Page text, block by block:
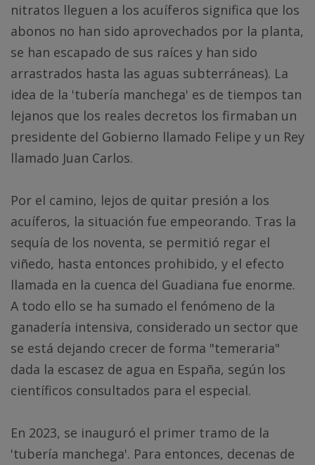
nitratos lleguen a los acuíferos significa que los
abonos no han sido aprovechados por la planta,
se han escapado de sus raíces y han sido
arrastrados hasta las aguas subterráneas). La
idea de la 'tubería manchega' es de tiempos tan
lejanos que los reales decretos los firmaban un
presidente del Gobierno llamado Felipe y un Rey
llamado Juan Carlos.
Por el camino, lejos de quitar presión a los
acuíferos, la situación fue empeorando. Tras la
sequía de los noventa, se permitió regar el
viñedo, hasta entonces prohibido, y el efecto
llamada en la cuenca del Guadiana fue enorme.
A todo ello se ha sumado el fenómeno de la
ganadería intensiva, considerado un sector que
se está dejando crecer de forma "temeraria"
dada la escasez de agua en España, según los
científicos consultados para el especial.
En 2023, se inauguró el primer tramo de la
'tubería manchega'. Para entonces, decenas de